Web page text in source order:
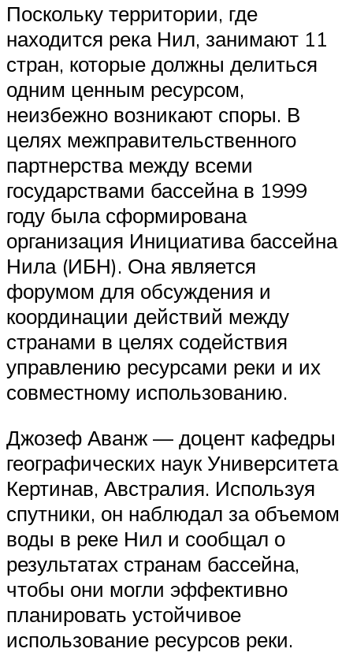
Поскольку территории, где
находится река Нил, занимают 11
стран, которые должны делиться
одним ценным ресурсом,
неизбежно возникают споры. В
целях межправительственного
партнерства между всеми
государствами бассейна в 1999
году была сформирована
организация Инициатива бассейна
Нила (ИБН). Она является
форумом для обсуждения и
координации действий между
странами в целях содействия
управлению ресурсами реки и их
совместному использованию.
Джозеф Аванж — доцент кафедры
географических наук Университета
Кертинав, Австралия. Используя
спутники, он наблюдал за объемом
воды в реке Нил и сообщал о
результатах странам бассейна,
чтобы они могли эффективно
планировать устойчивое
использование ресурсов реки.